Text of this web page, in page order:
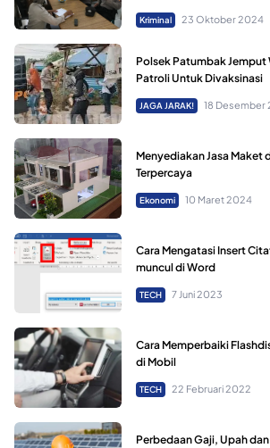
Kriminal 23 Oktober 2024
Polsek Patumbak Jemput
Patroli Untuk Divaksinasi
JAGA JARAK! 18 Desember
Menyediakan Jasa Maket
Terpercaya
Ekonomi 10 Maret 2024
Cara Mengatasi Insert
muncul di Word
TECH 7 Juni 2023
Cara Memperbaiki
di Mobil
TECH 22 Februari 2022
Perbedaan Gaji, Upah